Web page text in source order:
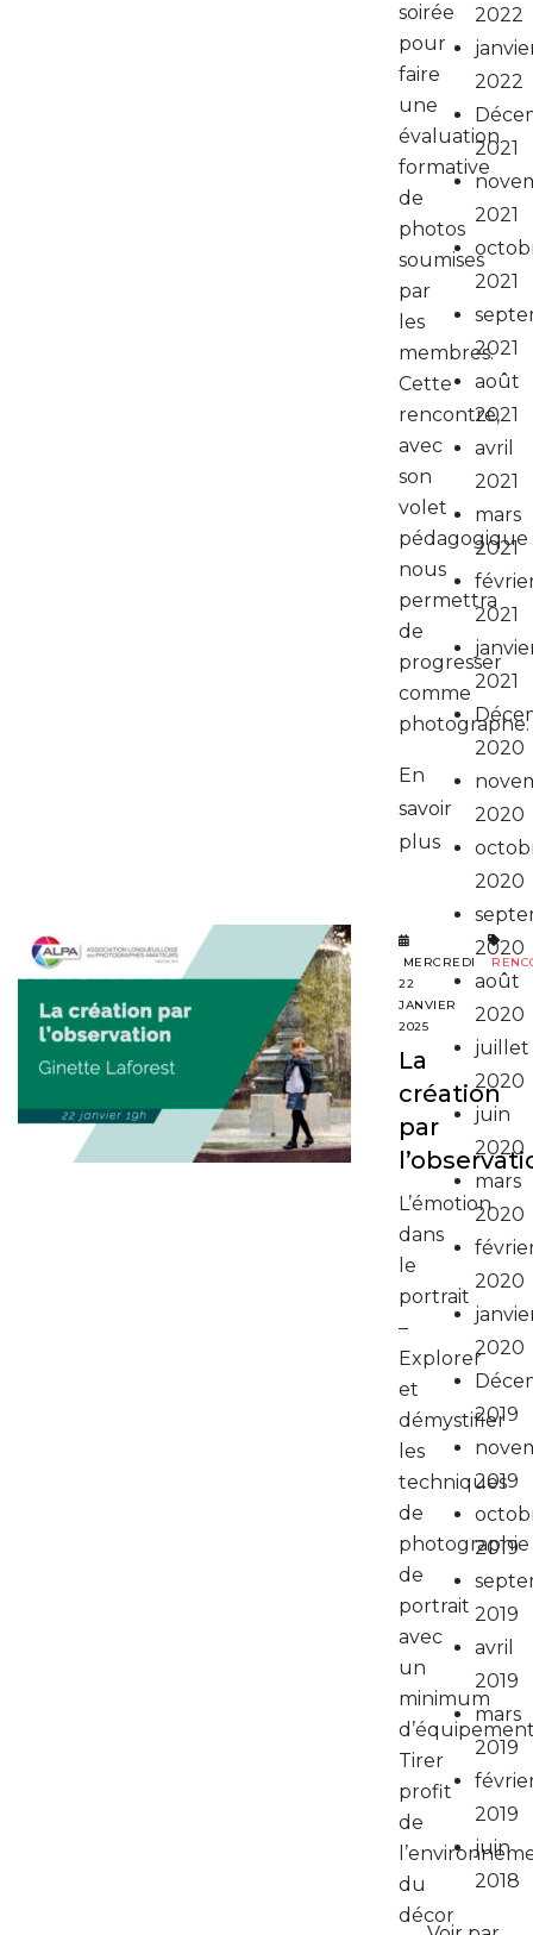
soirée
pour
faire
une
évaluation
formative
de
photos
soumises
par
les
membres.
Cette
rencontre,
avec
son
volet
pédagogique
nous
permettra
de
progresser
comme
photographe.
En
savoir
plus
MERCREDI
22
JANVIER
2025
La
création
par
L’émotion
dans
le
portrait
–
Explorer
et
démystifier
les
techniques
de
photographie
de
portrait
avec
un
minimum
Tirer
profit
de
du
décor
2022
2022
2021
2021
2021
2021
août
2021
avril
2021
mars
2021
2021
2021
2020
2020
2020
2020
août
2020
juillet
2020
juin
2020
mars
2020
2020
2020
2019
2019
2019
2019
avril
2019
mars
2019
2019
juin
2018